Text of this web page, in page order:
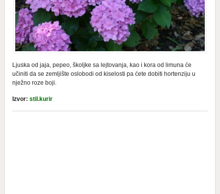
Ljuska od jaja, pepeo, školjke sa lejtovanja, kao i kora od limuna će
učiniti da se zemljište oslobodi od kiselosti pa ćete dobiti hortenziju u
nježno roze boji.
Izvor: stil.kurir